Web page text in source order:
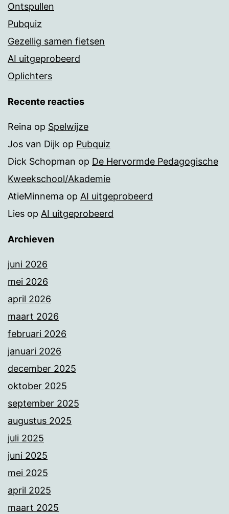
Ontspullen
Pubquiz
Gezellig samen fietsen
AI uitgeprobeerd
Oplichters
Recente reacties
Reina op Spelwijze
Jos van Dijk op Pubquiz
Dick Schopman op De Hervormde Pedagogische
Kweekschool/Akademie
AtieMinnema op AI uitgeprobeerd
Lies op AI uitgeprobeerd
Archieven
juni 2026
mei 2026
april 2026
maart 2026
februari 2026
januari 2026
december 2025
oktober 2025
september 2025
augustus 2025
juli 2025
juni 2025
mei 2025
april 2025
maart 2025